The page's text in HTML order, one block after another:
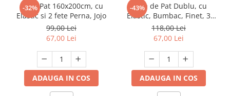
-32%
Husa Pat 160x200cm, cu
Elastic si 2 fete Perna, Jojo
99,00 Lei
67,00 Lei
ADAUGA IN COS
-43%
Husa de Pat Dublu, cu
Elastic, Bumbac, Finet, 3
Piese, Imprimeu Pisicute
118,00 Lei
67,00 Lei
ADAUGA IN COS